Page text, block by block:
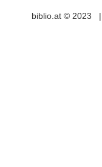
biblio.at © 2023